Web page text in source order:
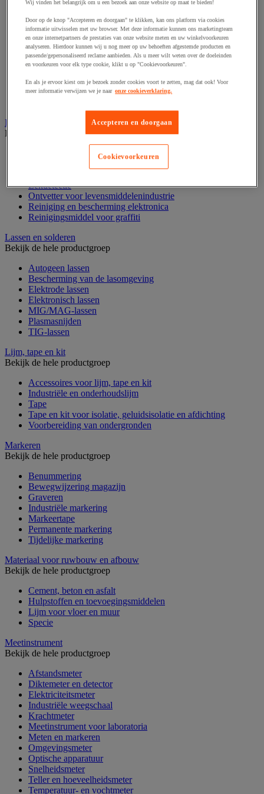
Punten, spijkers en nieten
Regelvoet
Ring
Scharnier
Scharnierpen, -strip en geheng
Schroef
Sluitknop en handgreep
Spie, pen en klem
Industrieel reinigen en ontvetten
Bekijk de hele productgroep
Industriële ontvetter
Lekdetectie
Ontvetter voor levensmiddelenindustrie
Reiniging en bescherming elektronica
Reinigingsmiddel voor graffiti
Lassen en solderen
Bekijk de hele productgroep
Autogeen lassen
Bescherming van de lasomgeving
Elektrode lassen
Elektronisch lassen
MIG/MAG-lassen
Plasmasnijden
TIG-lassen
Lijm, tape en kit
Bekijk de hele productgroep
Accessoires voor lijm, tape en kit
Industriële en onderhoudslijm
Tape
Tape en kit voor isolatie, geluidsisolatie en afdichting
Voorbereiding van ondergronden
Markeren
Bekijk de hele productgroep
Benummering
Bewegwijzering magazijn
Graveren
Industriële markering
Markeertape
Permanente markering
Tijdelijke markering
Materiaal voor ruwbouw en afbouw
Bekijk de hele productgroep
Cement, beton en asfalt
Hulpstoffen en toevoegingsmiddelen
Lijm voor vloer en muur
Specie
Meetinstrument
Bekijk de hele productgroep
Afstandsmeter
Diktemeter en detector
Elektriciteitsmeter
Industriële weegschaal
Krachtmeter
Meetinstrument voor laboratoria
Meten en markeren
Omgevingsmeter
Optische apparatuur
Snelheidsmeter
Teller en hoeveelheidsmeter
Temperatuur- en vochtmeter
Wij vinden het belangrijk om u een bezoek aan onze website op maat te bieden!
Door op de knop "Accepteren en doorgaan" te klikken, kan ons platform via cookies
informatie uitwisselen met uw browser. Met deze informatie kunnen ons marketingteam
en onze internetpartners de prestaties van onze website meten en uw winkelvoorkeuren
analyseren. Hierdoor kunnen wij u nog meer op uw behoeften afgestemde producten en
passende/gepersonaliseerd reclame aanbieden. Als u meer wilt weten over de doeleinden
en voorkeuren voor elk type cookie, klikt u op "Cookievoorkeuren".
En als je ervoor kiest om je bezoek zonder cookies voort te zetten, mag dat ook! Voor
meer informatie verwijzen we je naar onze cookieverklaring.
Accepteren en doorgaan
Cookievoorkeuren